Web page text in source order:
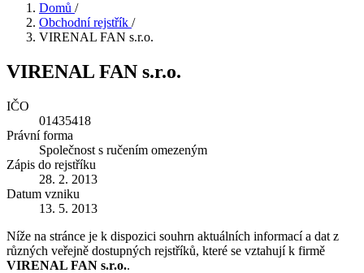
Domů /
Obchodní rejstřík /
VIRENAL FAN s.r.o.
VIRENAL FAN s.r.o.
IČO
01435418
Právní forma
Společnost s ručením omezeným
Zápis do rejstříku
28. 2. 2013
Datum vzniku
13. 5. 2013
Níže na stránce je k dispozici souhrn aktuálních informací a dat z
různých veřejně dostupných rejstříků, které se vztahují k firmě
VIRENAL FAN s.r.o..